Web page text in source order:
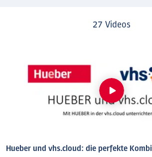
27 Videos
Hueber und vhs.cloud: die perfekte Kombi